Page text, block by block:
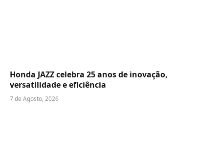
Honda JAZZ celebra 25 anos de inovação,
versatilidade e eficiência
7 de Agosto, 2026